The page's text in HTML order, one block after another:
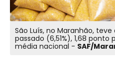
São Luís, no Maranhão,
passado (6,51%), 1,68
média nacional - SAF/